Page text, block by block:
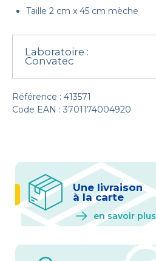
Taille 2 cm x 45 cm mèche
Laboratoire :
Convatec
Référence : 413571
Code EAN : 3701174004920
Une livraison
à la carte
en savoir plus